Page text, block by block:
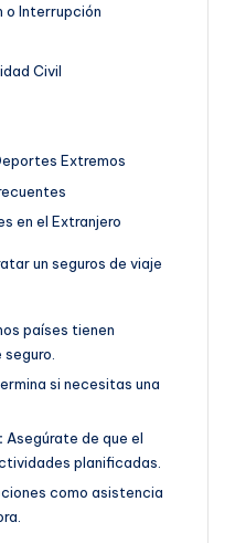
o Interrupción
Civil
Extremos
en el Extranjero
un seguros de viaje
países tienen
si necesitas una
Asegúrate de que el
planificadas.
como asistencia